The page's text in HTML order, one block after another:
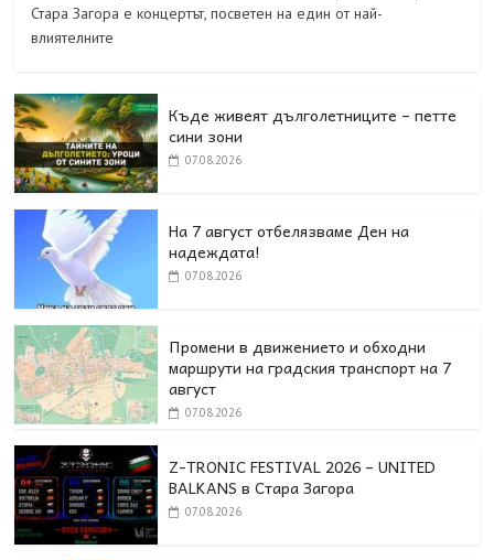
Стара Загора е концертът, посветен на един от най-
влиятелните
Къде живеят дълголетниците – петте
сини зони
07.08.2026
На 7 август отбелязваме Ден на
надеждата!
07.08.2026
Промени в движението и обходни
маршрути на градския транспорт на 7
август
07.08.2026
Z-TRONIC FESTIVAL 2026 – UNITED
BALKANS в Стара Загора
07.08.2026